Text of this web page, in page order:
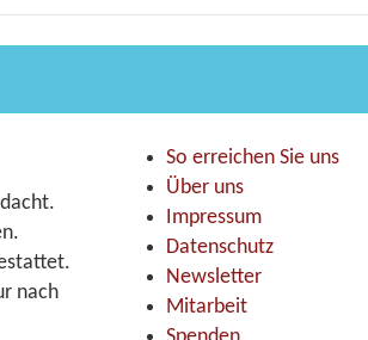
nach
So erreichen Sie uns
Über uns
Impressum
Datenschutz
Newsletter
Mitarbeit